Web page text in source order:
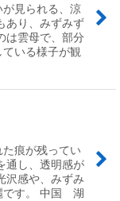
見られる、涼
あり、みずみず
は雲母で、部分
いる様子が観
痕が残ってい
通し、透明感が
沢感や、みずみ
です。 中国 湖